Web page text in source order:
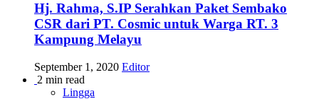
Hj. Rahma, S.IP Serahkan Paket Sembako
CSR dari PT. Cosmic untuk Warga RT. 3
Kampung Melayu
September 1, 2020 Editor
2 min read
Lingga